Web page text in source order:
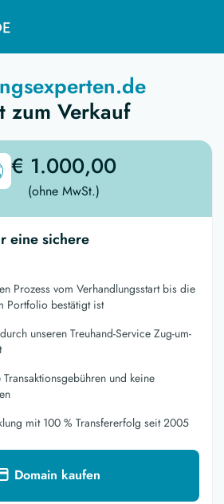
zum Verkauf
€ 1.000,00
(ohne MwSt.)
eine sichere
Prozess vom Verhandlungsstart bis die
Portfolio bestätigt ist
unseren Treuhand-Service Zug-um-
und keine
mit 100 % Transfererfolg seit 2005
Domain kaufen